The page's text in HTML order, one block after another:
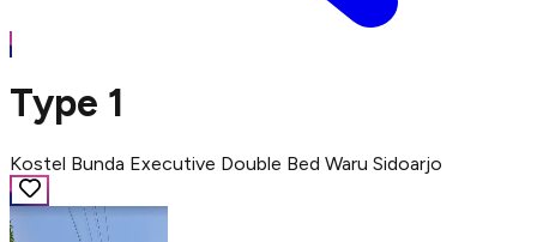
Type 1
Kostel Bunda Executive Double Bed Waru Sidoarjo